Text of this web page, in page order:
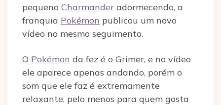
pequeno Charmander adormecendo, a
franquia Pokémon publicou um novo
vídeo no mesmo seguimento.
O Pokémon da fez é o Grimer, e no vídeo
ele aparece apenas andando, porém o
som que ele faz é extremamente
relaxante, pelo menos para quem gosta